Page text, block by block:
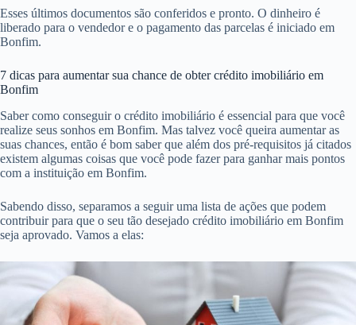
Esses últimos documentos são conferidos e pronto. O dinheiro é
liberado para o vendedor e o pagamento das parcelas é iniciado em
Bonfim.
7 dicas para aumentar sua chance de obter crédito imobiliário em
Bonfim
Saber como conseguir o crédito imobiliário é essencial para que você
realize seus sonhos em Bonfim. Mas talvez você queira aumentar as
suas chances, então é bom saber que além dos pré-requisitos já citados
existem algumas coisas que você pode fazer para ganhar mais pontos
com a instituição em Bonfim.
Sabendo disso, separamos a seguir uma lista de ações que podem
contribuir para que o seu tão desejado crédito imobiliário em Bonfim
seja aprovado. Vamos a elas: